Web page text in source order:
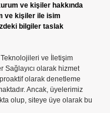
ve kişiler hakkında
ve kişiler ile isim
bilgiler taslak
ve İletişim
Sağlayıcı olarak hizmet
olarak denetleme
Ancak, üyelerimiz
olup, siteye üye olarak bu